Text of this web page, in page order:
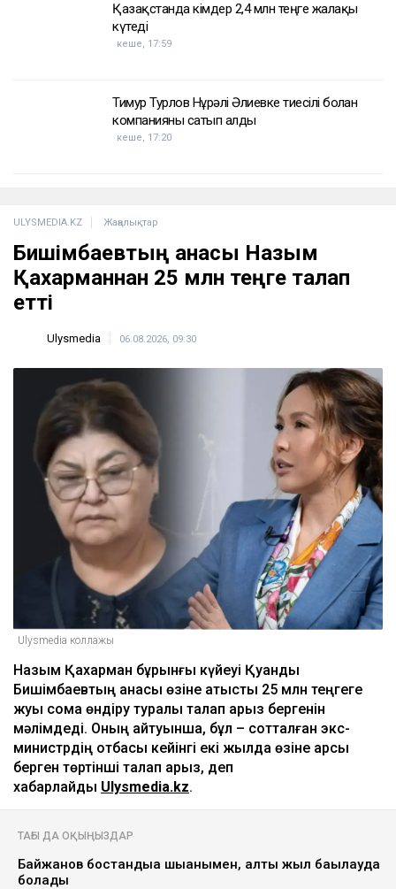
Қазақстанда кімдер 2,4 млн теңге жалақы
күтеді
кеше, 17:59
Тимур Турлов Нұрәлі Әлиевке тиесілі болған
компанияны сатып алды
кеше, 17:20
ULYSMEDIA.KZ Жаңалықтар
Бишімбаевтың анасы Назым
Қахарманнан 25 млн теңге талап
етті
Ulysmedia 06.08.2026, 09:30
Ulysmedia коллажы
Назым Қахарман бұрынғы күйеуі Қуандық
Бишімбаевтың анасы өзіне қатысты 25 млн теңгеге
жуық сома өндіру туралы талап арыз бергенін
мәлімдеді. Оның айтуынша, бұл – сотталған экс-
министрдің отбасы кейінгі екі жылда өзіне қарсы
берген төртінші талап арыз, деп
хабарлайды Ulysmedia.kz.
ТАҒЫ ДА ОҚЫҢЫЗДАР
Байжанов бостандыққа шыққанымен, алты жыл бақылауда
болады